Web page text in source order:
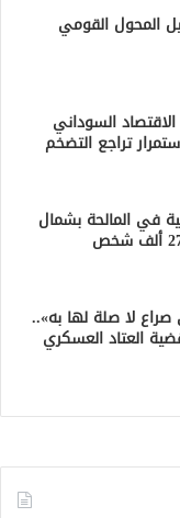
المحول القومي
السوداني
في المالحة بشمال
صراع لا صلة لها به»..
العتاد العسكري